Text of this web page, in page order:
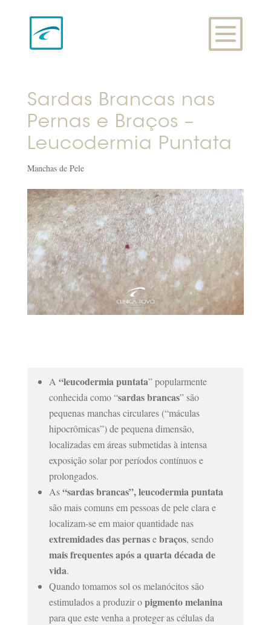
Sardas Brancas nas
Pernas e Braços –
Leucodermia Puntata
Manchas de Pele
A “leucodermia puntata” popularmente
conhecida como “sardas brancas” são
pequenas manchas circulares (“máculas
hipocrômicas”) de pequena dimensão,
localizadas em áreas submetidas à intensa
exposição solar por períodos contínuos e
prolongados.
As“sardas brancas”, leucodermia puntata
são mais comuns em pessoas de pele clara e
localizam-se em maior quantidade nas
extremidades das pernasebraços, sendo
mais frequentes após a quarta década de
vida.
Quando tomamos sol os melanócitos são
estimulados a produzir opigmento melanina
para que este venha a proteger as células da